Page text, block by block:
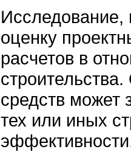
Исследование,
оценку
расчетов в
средств может
тех или иных